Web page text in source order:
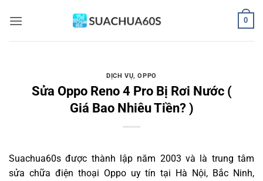
qua
0
DỊCH VỤ,OPPO
Sửa Oppo Reno 4 Pro Bị Rơi Nước (
Giá Bao Nhiêu Tiền? )
Suachua60s được thành lập năm 2003 và là trung tâm
sửa chữa điện thoại Oppo uy tín tại Hà Nội, Bắc Ninh,